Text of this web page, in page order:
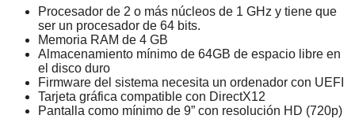
Procesador de 2 o más núcleos de 1 GHz y tiene que
ser un procesador de 64 bits.
Memoria RAM de 4 GB
Almacenamiento mínimo de 64GB de espacio libre en
el disco duro
Firmware del sistema necesita un ordenador con UEFI
Tarjeta gráfica compatible con DirectX12
Pantalla como mínimo de 9” con resolución HD (720p)